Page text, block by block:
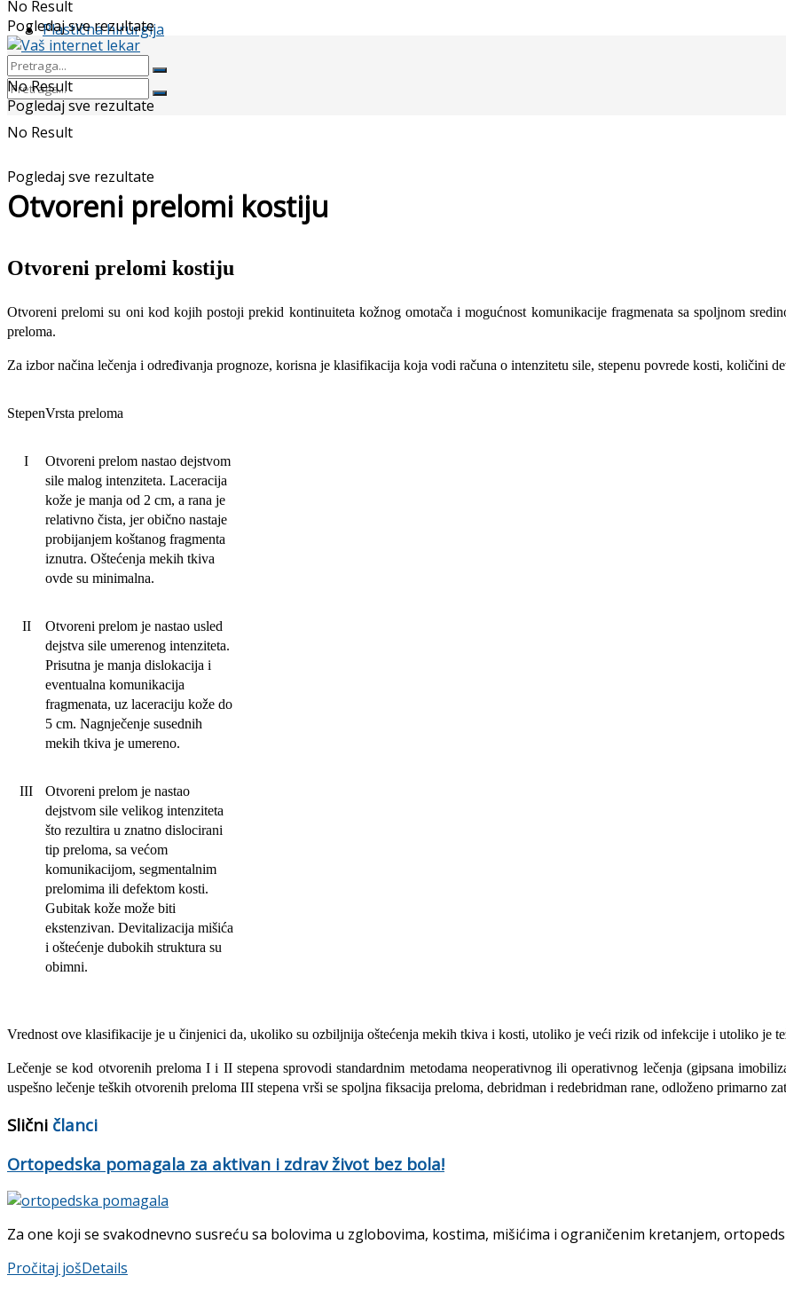
Plastična hirurgija
No Result
Pogledaj sve rezultate
No Result
Pogledaj sve rezultate
No Result
Pogledaj sve rezultate
Otvoreni prelomi kostiju
Otvoreni prelomi kostiju
Otvoreni prelomi su oni kod kojih po­stoji prekid kontinuiteta kožnog omotača i mogućnost komunikacije fragmenata sa spoljnom
preloma.
Za izbor načina lečenja i određivanja prognoze, korisna je klasifikacija koja vo­di računa o intenzitetu sile, stepenu povre­de kosti, količini
StepenVrsta preloma
I
Otvoreni prelom nastao dejstvom
sile malog intenziteta. Laceracija
kože je manja od 2 cm, a rana je
relativno čista, jer obično nastaje
probijanjem koštanog fragmenta
iznutra. Oštećenja mekih tkiva
ovde su minimalna.
II
Otvoreni prelom je nastao usled
dejstva sile umerenog intenziteta.
Prisutna je manja dislokacija i
eventualna komunikacija
fragmenata, uz laceraciju kože do
5 cm. Nagnječenje susednih
mekih tkiva je umereno.
III
Otvoreni prelom je nastao
dejstvom sile velikog intenziteta
što rezultira u znatno dislocirani
tip preloma, sa većom
komunikacijom, segmentalnim
prelomima ili defektom kosti.
Gubitak kože može biti
ekstenzivan. Devitalizacija mišića
i oštećenje dubokih struktura su
obimni.
Vrednost ove klasifikacije je u činjenici da, ukoliko su ozbiljnija oštećenja mekih tkiva i kosti, utoliko je veći rizik od infek­cije i utoliko je
Lečenje se kod otvorenih preloma I i II stepena sprovodi standardnim metodama neoperativnog ili operativnog lečenja (gip­sana
uspešno lečenje teških otvorenih preloma III stepena vrši se spoljna fiksacija prelo­ma, debridman i redebridman rane, odlo­ženo primarno
Slični članci
Ortopedska pomagala za aktivan i zdrav život bez bola!
Za one koji se svakodnevno susreću sa bolovima u zglobovima, kostima, mišićima i ograničenim kretanjem,
Pročitaj jošDetails